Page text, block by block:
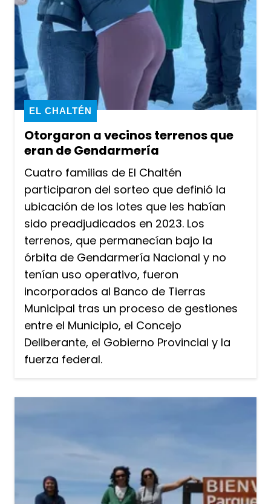
Otorgaron a vecinos terrenos que
eran de Gendarmería
EL CHALTÉN
Cuatro familias de El Chaltén
participaron del sorteo que definió la
ubicación de los lotes que les habían
sido preadjudicados en 2023. Los
terrenos, que permanecían bajo la
órbita de Gendarmería Nacional y no
tenían uso operativo, fueron
incorporados al Banco de Tierras
Municipal tras un proceso de gestiones
entre el Municipio, el Concejo
Deliberante, el Gobierno Provincial y la
fuerza federal.